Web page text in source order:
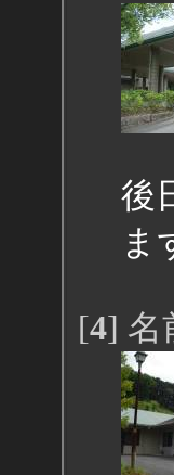
後
ま
[4] 名